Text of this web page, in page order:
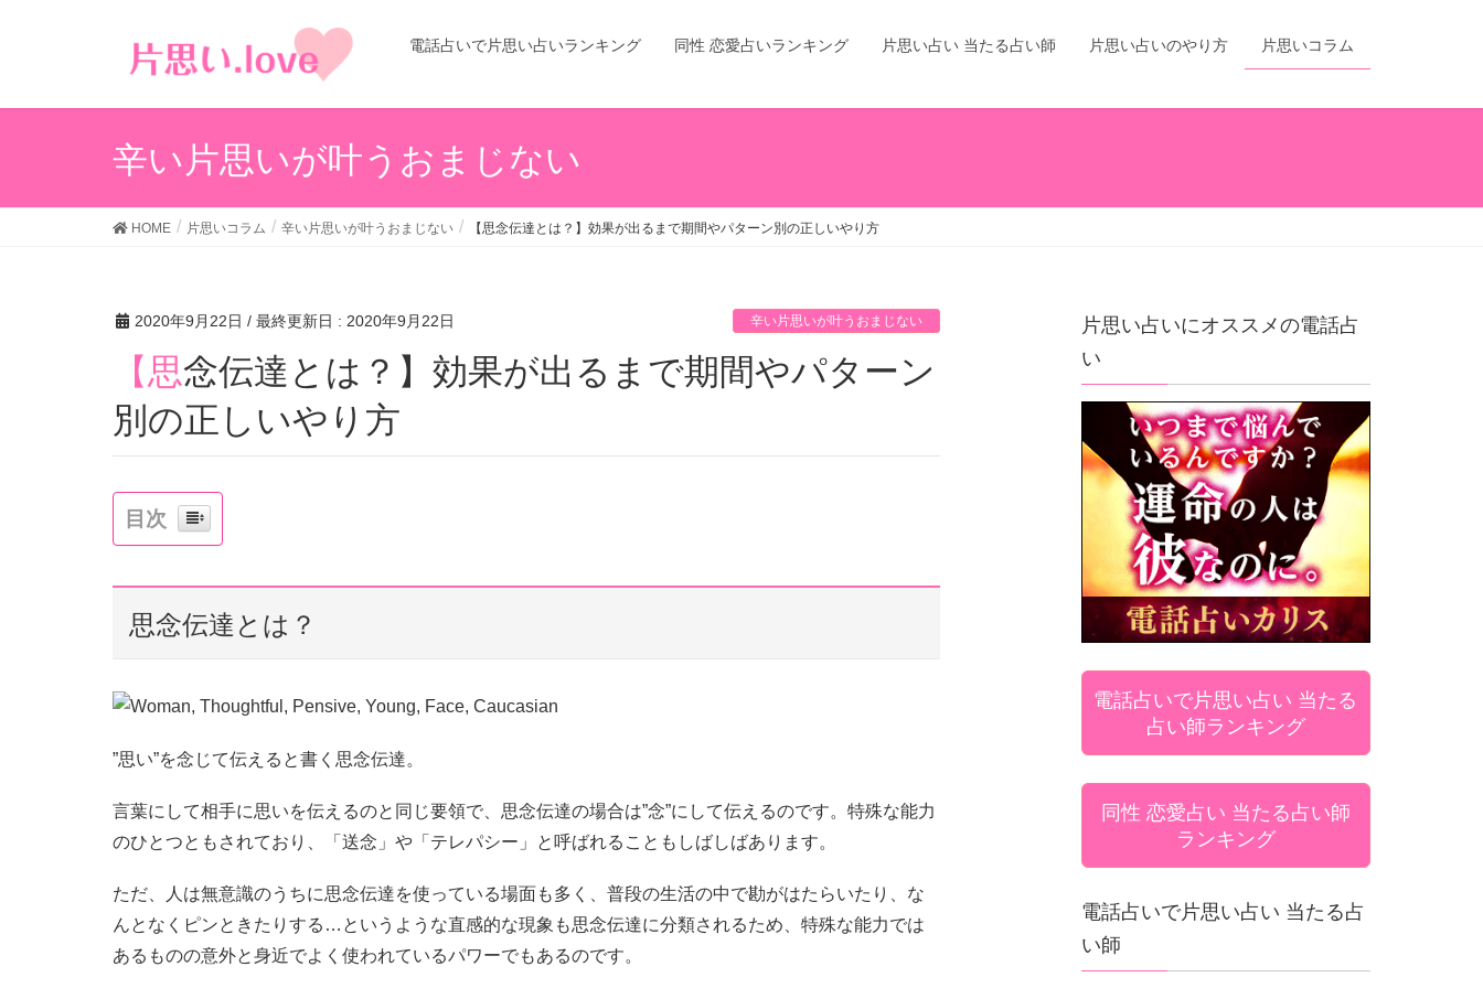
電話占いで片思い占いランキング 同性 恋愛占いランキング 片思い占い 当たる占い師 片思い占いのやり方 片思いコラム
辛い片思いが叶うおまじない
HOME 片思いコラム 辛い片思いが叶うおまじない 【思念伝達とは？】効果が出るまで期間やパターン別の正しいやり方
2020年9月22日 / 最終更新日 : 2020年9月22日 辛い片思いが叶うおまじない
【思念伝達とは？】効果が出るまで期間やパターン
別の正しいやり方
目次
思念伝達とは？
”思い”を念じて伝えると書く思念伝達。
言葉にして相手に思いを伝えるのと同じ要領で、思念伝達の場合は”念”にして伝えるのです。特殊な能力
のひとつともされており、「送念」や「テレパシー」と呼ばれることもしばしばあります。
ただ、人は無意識のうちに思念伝達を使っている場面も多く、普段の生活の中で勘がはたらいたり、な
んとなくピンときたりする…というような直感的な現象も思念伝達に分類されるため、特殊な能力では
あるものの意外と身近でよく使われているパワーでもあるのです。
片思い占いにオススメの電話占
い
電話占いで片思い占い 当たる
占い師ランキング
同性 恋愛占い 当たる占い師
ランキング
電話占いで片思い占い 当たる占
い師